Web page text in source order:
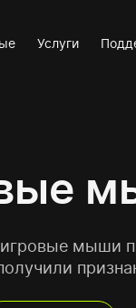
Услуги
мыши